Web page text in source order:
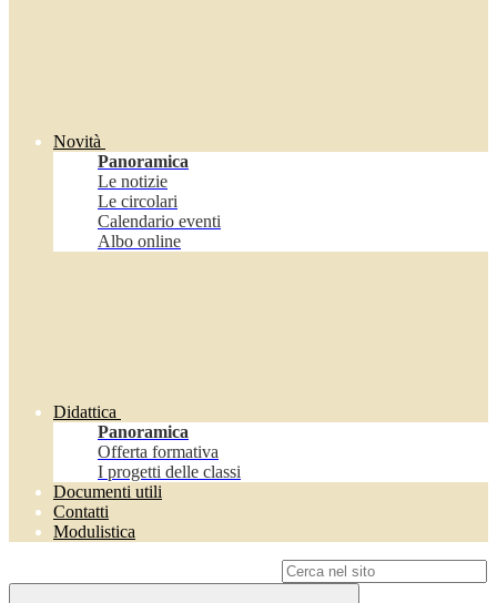
Novità
Panoramica
Le notizie
Le circolari
Calendario eventi
Albo online
Didattica
Panoramica
Offerta formativa
I progetti delle classi
Documenti utili
Contatti
Modulistica